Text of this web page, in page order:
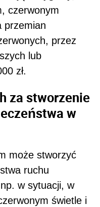
czerwonym
przemian
przez
lub
zł.
za stworzenie
w
może stworzyć
ruchu
w sytuacji, w
świetle i